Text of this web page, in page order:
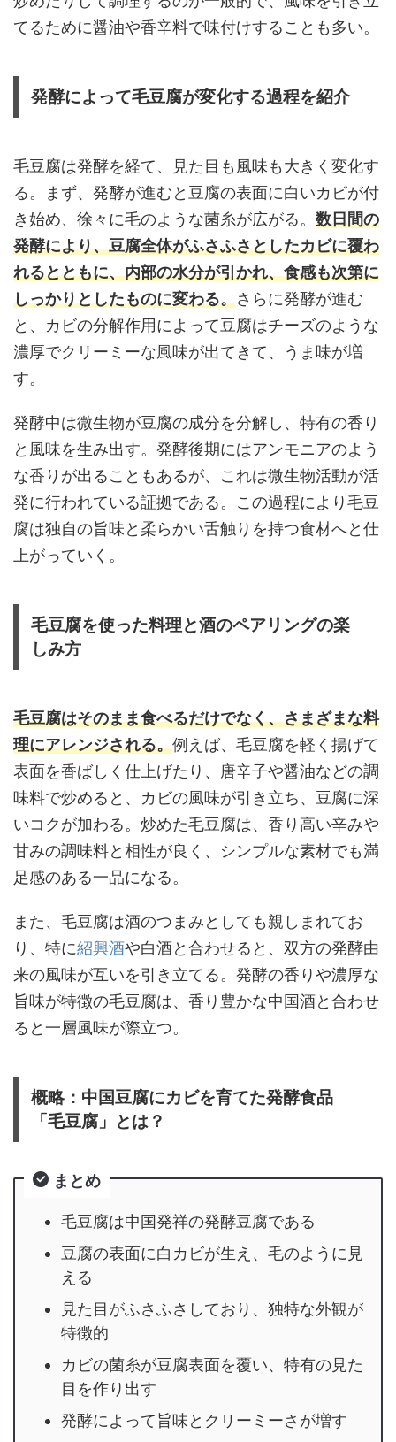
てるために醤油や香辛料で味付けすることも多い。
発酵によって毛豆腐が変化する過程を紹介
毛豆腐は発酵を経て、見た目も風味も大きく変化す
る。まず、発酵が進むと豆腐の表面に白いカビが付
き始め、徐々に毛のような菌糸が広がる。 数日間の
発酵により、豆腐全体がふさふさとしたカビに覆わ
れるとともに、内部の水分が引かれ、食感も次第に
しっかりとしたものに変わる。さらに発酵が進む
と、カビの分解作用によって豆腐はチーズのような
濃厚でクリーミーな風味が出てきて、うま味が増
す。
発酵中は微生物が豆腐の成分を分解し、特有の香り
と風味を生み出す。発酵後期にはアンモニアのよう
な香りが出ることもあるが、これは微生物活動が活
発に行われている証拠である。この過程により毛豆
腐は独自の旨味と柔らかい舌触りを持つ食材へと仕
上がっていく。
毛豆腐を使った料理と酒のペアリングの楽
しみ方
毛豆腐はそのまま食べるだけでなく、さまざまな料
理にアレンジされる。例えば、毛豆腐を軽く揚げて
表面を香ばしく仕上げたり、唐辛子や醤油などの調
味料で炒めると、カビの風味が引き立ち、豆腐に深
いコクが加わる。炒めた毛豆腐は、香り高い辛みや
甘みの調味料と相性が良く、シンプルな素材でも満
足感のある一品になる。
また、毛豆腐は酒のつまみとしても親しまれてお
り、特に紹興酒や白酒と合わせると、双方の発酵由
来の風味が互いを引き立てる。発酵の香りや濃厚な
旨味が特徴の毛豆腐は、香り豊かな中国酒と合わせ
ると一層風味が際立つ。
概略：中国豆腐にカビを育てた発酵食品
「毛豆腐」とは？
まとめ
毛豆腐は中国発祥の発酵豆腐である
豆腐の表面に白カビが生え、毛のように見
える
見た目がふさふさしており、独特な外観が
特徴的
カビの菌糸が豆腐表面を覆い、特有の見た
目を作り出す
発酵によって旨味とクリーミーさが増す